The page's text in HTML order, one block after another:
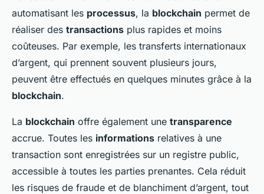
automatisant les processus, la blockchain permet de
réaliser des transactions plus rapides et moins
coûteuses. Par exemple, les transferts internationaux
d’argent, qui prennent souvent plusieurs jours,
peuvent être effectués en quelques minutes grâce à la
blockchain.
La blockchain offre également une transparence
accrue. Toutes les informations relatives à une
transaction sont enregistrées sur un registre public,
accessible à toutes les parties prenantes. Cela réduit
les risques de fraude et de blanchiment d’argent, tout